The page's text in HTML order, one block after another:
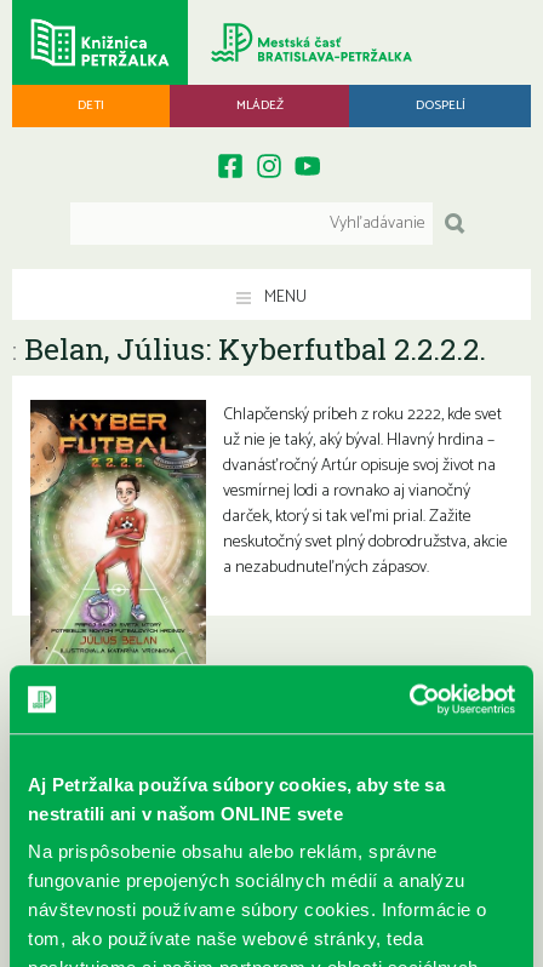
Aj Petržalka používa súbory cookies, aby ste sa
nestratili ani v našom ONLINE svete
Na prispôsobenie obsahu alebo reklám, správne
fungovanie prepojených sociálnych médií a analýzu
návštevnosti používame súbory cookies. Informácie o
tom, ako používate naše webové stránky, teda
DETI MLÁDEŽ DOSPELÍ
MENU
: Belan, Július: Kyberfutbal 2.2.2.2.
Chlapčenský príbeh z roku 2222, kde svet
už nie je taký, aký býval. Hlavný hrdina –
dvanásťročný Artúr opisuje svoj život na
vesmírnej lodi a rovnako aj vianočný
darček, ktorý si tak veľmi prial. Zažite
neskutočný svet plný dobrodružstva, akcie
a nezabudnuteľných zápasov.